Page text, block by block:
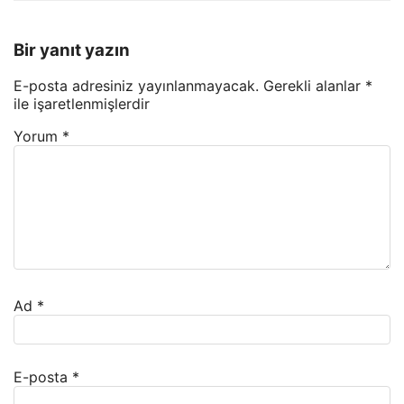
Bir yanıt yazın
E-posta adresiniz yayınlanmayacak. Gerekli alanlar *
ile işaretlenmişlerdir
Yorum *
Ad *
E-posta *